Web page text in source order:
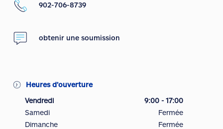
902-706-8739
obtenir une soumission
Heures d’ouverture
Vendredi
9:00 - 17:00
Samedi
Fermée
Dimanche
Fermée